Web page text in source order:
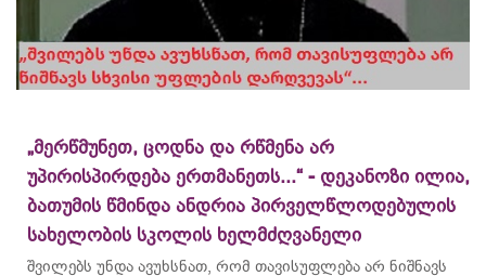
„მერწმუნეთ, ცოდნა და რწმენა არ
უპირისპირდება ერთმანეთს...“ - დეკანოზი ილია,
ბათუმის წმინდა ანდრია პირველწლოდებულის
სახელობის სკოლის ხელმძღვანელი
შვილებს უნდა ავუხსნათ, რომ თავისუფლება არ ნიშნავს